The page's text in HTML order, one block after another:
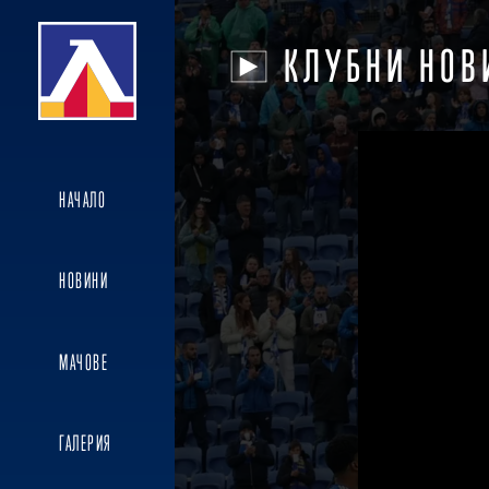
НАЧАЛО
НОВИНИ
МАЧОВЕ
ГАЛЕРИЯ
КЛУБНИ